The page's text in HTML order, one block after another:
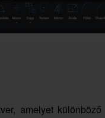
amelyet